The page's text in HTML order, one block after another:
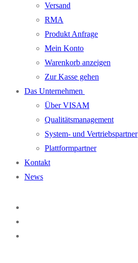
Versand
RMA
Produkt Anfrage
Mein Konto
Warenkorb anzeigen
Zur Kasse gehen
Das Unternehmen
Über VISAM
Qualitätsmanagement
System- und Vertriebspartner
Plattformpartner
Kontakt
News